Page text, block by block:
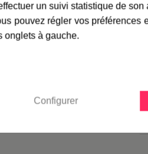
Grès-Roger Pradier
lumière claire car elle est
bien une ampoule halogène
de 23 watts. Elles ne
extérieurs pour notre
un suivi statistique de son
pouvez régler vos préférences
onglets à gauche.
Configurer